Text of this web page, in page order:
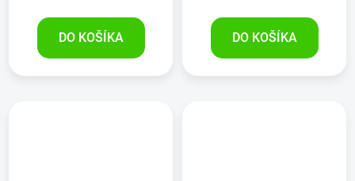
DO KOŠÍKA DO KOŠÍKA